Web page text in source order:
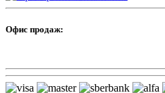
Офис продаж: